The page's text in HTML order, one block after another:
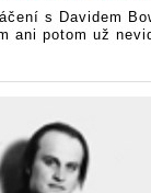
s Davidem
ani potom už